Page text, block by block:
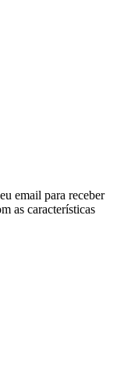
email para receber
as características